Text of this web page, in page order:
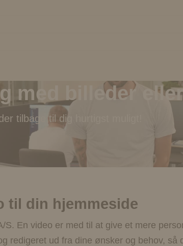
med billeder
tilbage til dig hurtigst muligt!
til din hjemmeside
S. En video er med til at give et mere
redigeret ud fra dine ønsker og behov, så